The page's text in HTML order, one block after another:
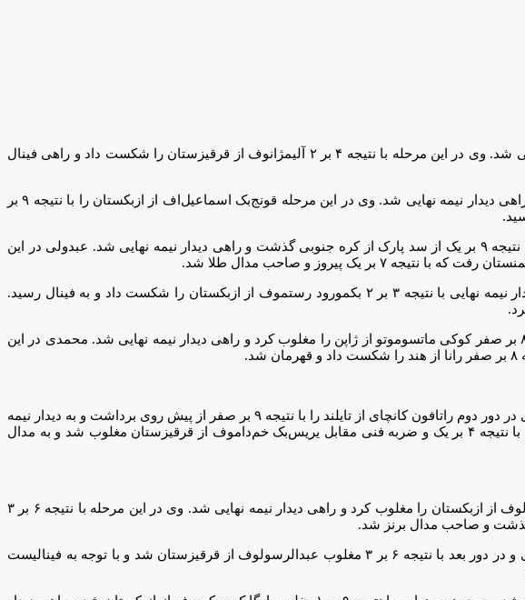
در وزن ۵۵ کیلوگرم، آرمین شمسی پور در دور نخست با نتیجه ۱۱ بر ۲ کابولوف از قزاقستان را مغلوب کرد و راهی نیمه نهایی شد. وی در این مرحله با نتیجه ۴ بر ۲ آلیمژانوف از قرقیزستان را شکست داد و راهی فینال
در وزن ۶۳ کیلوگرم، علی غریبی پس از استراحت در دور نخست، در دور دوم با نتیجه ۱۰ بر ۲ مالیک از هند را شکست داد و راهی دیدار نیمه نهایی شد. وی در این مرحله قونج‌بک اسماعیل‌اف از ازبکستان را با نتیجه ۹ بر
در وزن ۱۳۰ کیلوگرم، امیرحسین عبدولی در دور اول با نتیجه ۳ بر یک نعمت‌اف از ازبکستان را شکست داد. وی در دور بعد با نتیجه ۹ بر یک از سد پارک از کره جنوبی گذشت و راهی دیدار نیمه نهایی شد. عبدولی در این
در وزن ۸۲ کیلوگرم، علیرضا محمدحسینی در دور نخست با نتیجه ۹ بر صفر از سد کو ماتسوشیما از ژاپن گذشت. وی در دیدار نیمه نهایی با نتیجه ۳ بر ۲ بکمورود رستموف از ازبکستان را شکست داد و به فینال رسید.
* در وزن ۹۷ کیلوگرم، امیر سام محمدی ابتدا در دور نخست با نتیجه ۹ بر صفر لی یو از چین را شکست داد. وی در دور دوم ۸ بر صفر کوکی ماتسوموتو از ژاپن را مغلوب کرد و راهی دیدار نیمه نهایی شد. محمدی در این
* در وزن ۷۲ کیلوگرم، محمد کاظمی در دور نخست اگوچی از ژاپن را با نتیجه ۹ بر صفر مغلوب کرد و راهی مرحله بعد شد. وی در دور دوم راتافون کانچای از تایلند را با نتیجه ۹ بر صفر از پیش روی برداشت و به دیدار نیمه
نهایی رسید. کاظمی در این مرحله با نتیجه ۱۰ بر صفر شین چن از چین را شکست داد و راهی دیدار نهایی شد. وی در فینال با نتیجه ۴ بر یک و ضربه فنی مقابل یریس‌بک خم‌داموف از قرقیزستان مغلوب شد و به مدال
* در وزن ۸۷ کیلوگرم، امیرحسین نعمت زاده پس از استراحت در دور نخست، در دور دوم با نتیجه ۹ بر صفر بوبور عبدالرسولوف از ازبکستان را مغلوب کرد و راهی دیدار نیمه نهایی شد. وی در این مرحله با نتیجه ۶ بر ۳
* در وزن ۶۰ کیلوگرم، امیرعلی حیدری در دور اول این مسابقات با نتیجه ۹ بر صفر سفروف از تاجیکستان را مغلوب کرد. وی و در دور بعد با نتیجه ۶ بر ۳ مغلوب عبدالرسولوف از قرقیزستان شد و با توجه به فینالیست